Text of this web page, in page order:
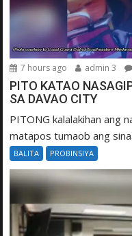
7 hours ago admin 3
PITO KATAO
SA DAVAO CITY
PITONG kalalakihan ang
matapos tumaob ang
BALITA PROBINSIYA